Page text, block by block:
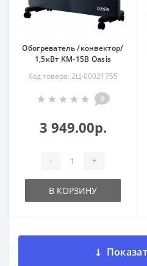
Обогреватель /конвектор/
1,5кВт KM-15B Oasis
Код товара: 2Ц-00021755
0
3 949.00р.
- +
В КОРЗИНУ